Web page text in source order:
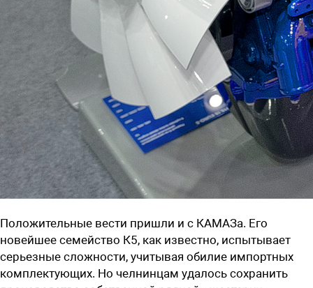
Положительные вести пришли и с КАМАЗа. Его
новейшее семейство К5, как известно, испытывает
серьезные сложности, учитывая обилие импортных
комплектующих. Но челнинцам удалось сохранить